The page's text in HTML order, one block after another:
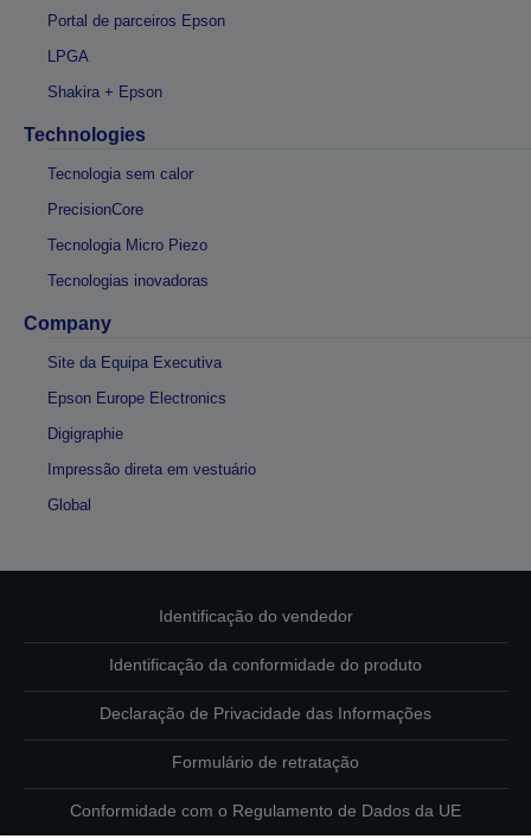
Portal de parceiros Epson
LPGA
Shakira + Epson
Technologies
Tecnologia sem calor
PrecisionCore
Tecnologia Micro Piezo
Tecnologias inovadoras
Company
Site da Equipa Executiva
Epson Europe Electronics
Digigraphie
Impressão direta em vestuário
Global
Identificação do vendedor
Identificação da conformidade do produto
Declaração de Privacidade das Informações
Formulário de retratação
Conformidade com o Regulamento de Dados da UE